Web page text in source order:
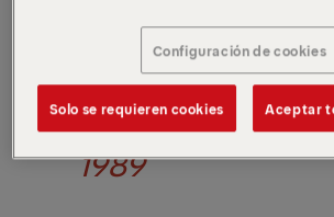
TRANSGRÚAS J
SALAVEDRA S.L,
1989
Configuración de cookies
Solo se requieren cookies Aceptar